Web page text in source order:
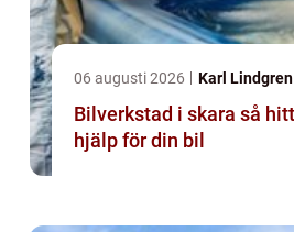
06 augusti 2026 Karl Lindgren
Bilverkstad i skara så hittar du rätt
hjälp för din bil